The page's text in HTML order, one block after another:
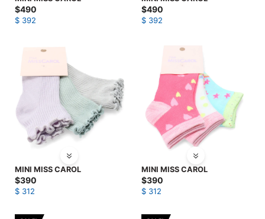
$490
$ 392
$490
$ 392
MINI MISS CAROL
$390
$ 312
MINI MISS CAROL
$390
$ 312